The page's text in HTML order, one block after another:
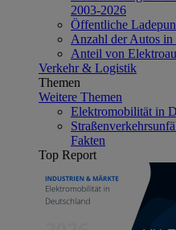
2003-2026
Öffentliche
Anzahl der Autos
Anteil von
Verkehr & Logistik
Themen
Weitere Themen
Elektromobilität in
Fakten
Top Report